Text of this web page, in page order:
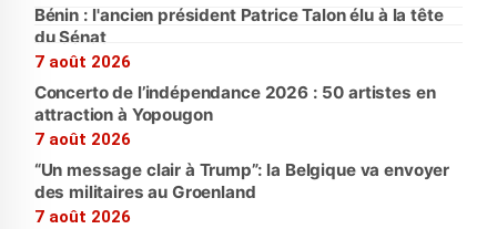
Bénin : l'ancien président Patrice Talon élu à la tête
du Sénat
7 août 2026
Concerto de l’indépendance 2026 : 50 artistes en
attraction à Yopougon
7 août 2026
“Un message clair à Trump”: la Belgique va envoyer
des militaires au Groenland
7 août 2026